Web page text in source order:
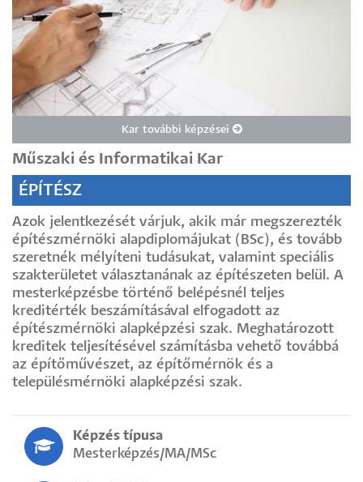
Kar további képzései
Műszaki és Informatikai Kar
ÉPÍTÉSZ
Azok jelentkezését várjuk, akik már megszerezték
építészmérnöki alapdiplomájukat (BSc), és tovább
szeretnék mélyíteni tudásukat, valamint speciális
szakterületet választanának az építészeten belül. A
mesterképzésbe történő belépésnél teljes
kreditérték beszámításával elfogadott az
építészmérnöki alapképzési szak. Meghatározott
kreditek teljesítésével számításba vehető továbbá
az építőművészet, az építőmérnök és a
településmérnöki alapképzési szak.
Képzés típusa
Mesterképzés/MA/MSc